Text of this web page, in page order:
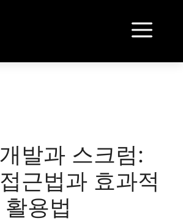
발과 스크럼:
근법과 효과적
용법